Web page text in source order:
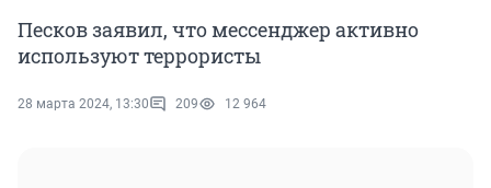
Песков заявил, что мессенджер активно
используют террористы
28 марта 2024, 13:30 209 12 964